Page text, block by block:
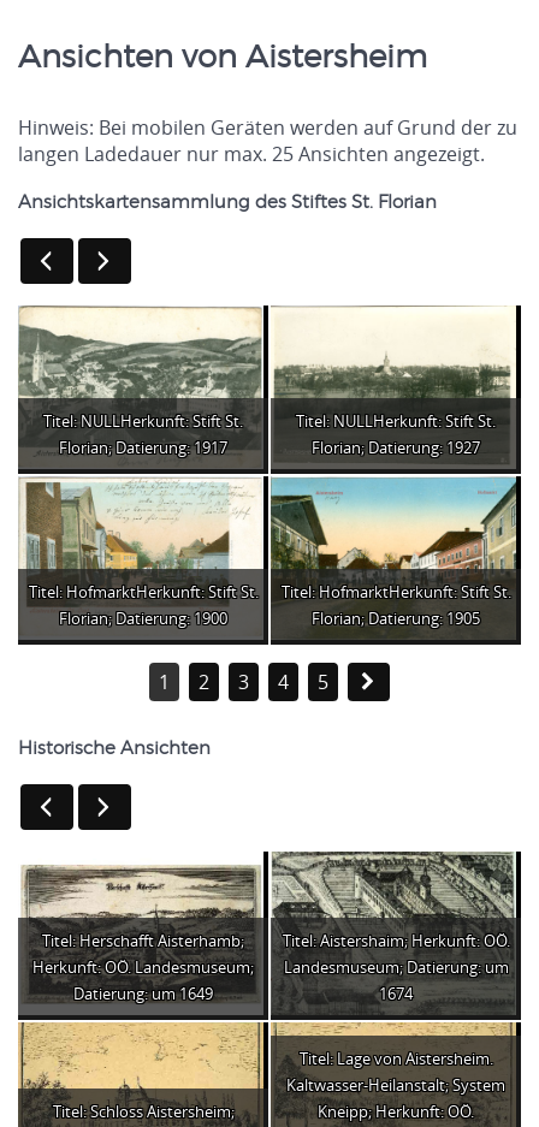
Ansichten von Aistersheim
Hinweis: Bei mobilen Geräten werden auf Grund der zu
langen Ladedauer nur max. 25 Ansichten angezeigt.
Ansichtskartensammlung des Stiftes St. Florian
Titel: NULLHerkunft: Stift St.
Florian; Datierung: 1917
Titel: NULLHerkunft: Stift St.
Florian; Datierung: 1927
Titel: HofmarktHerkunft: Stift St.
Florian; Datierung: 1900
Titel: HofmarktHerkunft: Stift St.
Florian; Datierung: 1905
1 2 3 4 5
Historische Ansichten
Titel: Herschafft Aisterhamb;
Herkunft: OÖ. Landesmuseum;
Datierung: um 1649
Titel: Aistershaim; Herkunft: OÖ.
Landesmuseum; Datierung: um
1674
Titel: Schloss Aistersheim;
Titel: Lage von Aistersheim.
Kaltwasser-Heilanstalt; System
Kneipp; Herkunft: OÖ.